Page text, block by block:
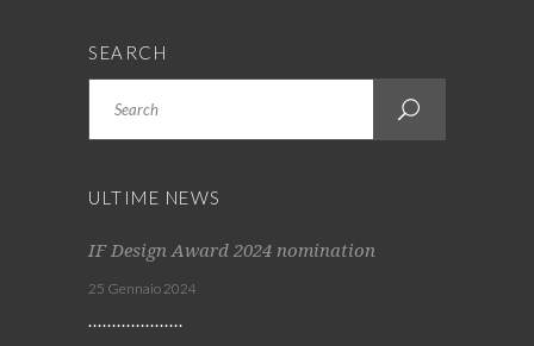
SEARCH
ULTIME NEWS
IF Design Award 2024 nomination
25 Gennaio 2024